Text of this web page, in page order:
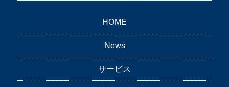
HOME
News
サービス